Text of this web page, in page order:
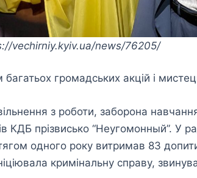
vechirniy.kyiv.ua/news/76205/
громадських акцій і
з роботи, заборона
КДБ прізвисько “Неугомонный”. У
одного року витримав 83
кримінальну справу,